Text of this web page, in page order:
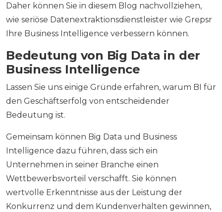
Daher können Sie in diesem Blog nachvollziehen,
wie seriöse Datenextraktionsdienstleister wie Grepsr
Ihre Business Intelligence verbessern können.
Bedeutung von Big Data in der
Business Intelligence
Lassen Sie uns einige Gründe erfahren, warum BI für
den Geschäftserfolg von entscheidender
Bedeutung ist.
Gemeinsam können Big Data und Business
Intelligence dazu führen, dass sich ein
Unternehmen in seiner Branche einen
Wettbewerbsvorteil verschafft. Sie können
wertvolle Erkenntnisse aus der Leistung der
Konkurrenz und dem Kundenverhalten gewinnen,